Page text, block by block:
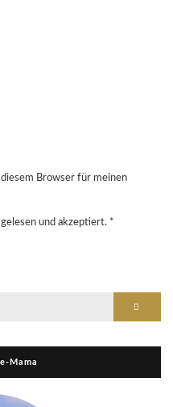
Browser für meinen
gelesen und akzeptiert. *
Mama